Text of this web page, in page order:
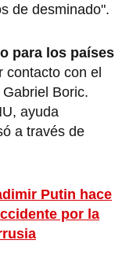
de desminado".
para los países
contacto con el
Boric.
ayuda
a través de
Putin hace
por la